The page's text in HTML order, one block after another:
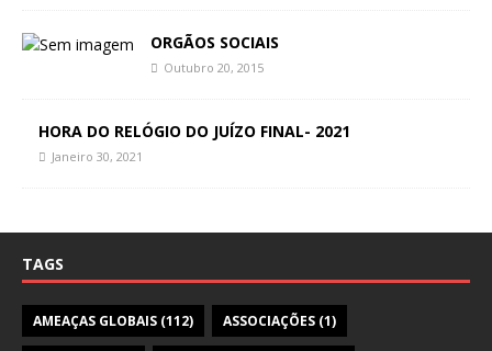
ORGÃOS SOCIAIS
Outubro 20, 2015
HORA DO RELÓGIO DO JUÍZO FINAL- 2021
Janeiro 30, 2021
TAGS
AMEAÇAS GLOBAIS (112) ASSOCIAÇÕES (1)